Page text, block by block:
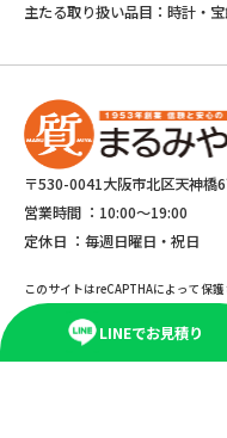
LINEでお見積り
主たる取り扱い品目：時計・
〒530-0041大阪市北区天神橋
営業時間 ： 10:00～19:00
定休日 ： 毎週日曜日・祝日
このサイトはreCAPTHAによって保
規約が適応されます。